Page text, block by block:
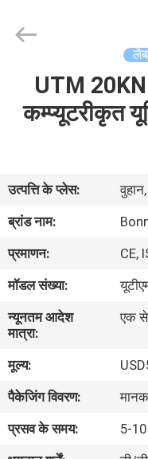
वीडियो
बारे
में
कारखाना
भ्रमण
गुणवत्ता
Copyright
Technology
UTM 20KN
कम्प्यूटरीकृत
उत्पत्ति के प्लेस:
ब्रांड नाम:
प्रमाणन:
CE,
मॉडल संख्या:
न्यूनतम आदेश
मात्रा:
एक
मूल्य:
पैकेजिंग विवरण:
मानक
प्रसव के समय:
5-10